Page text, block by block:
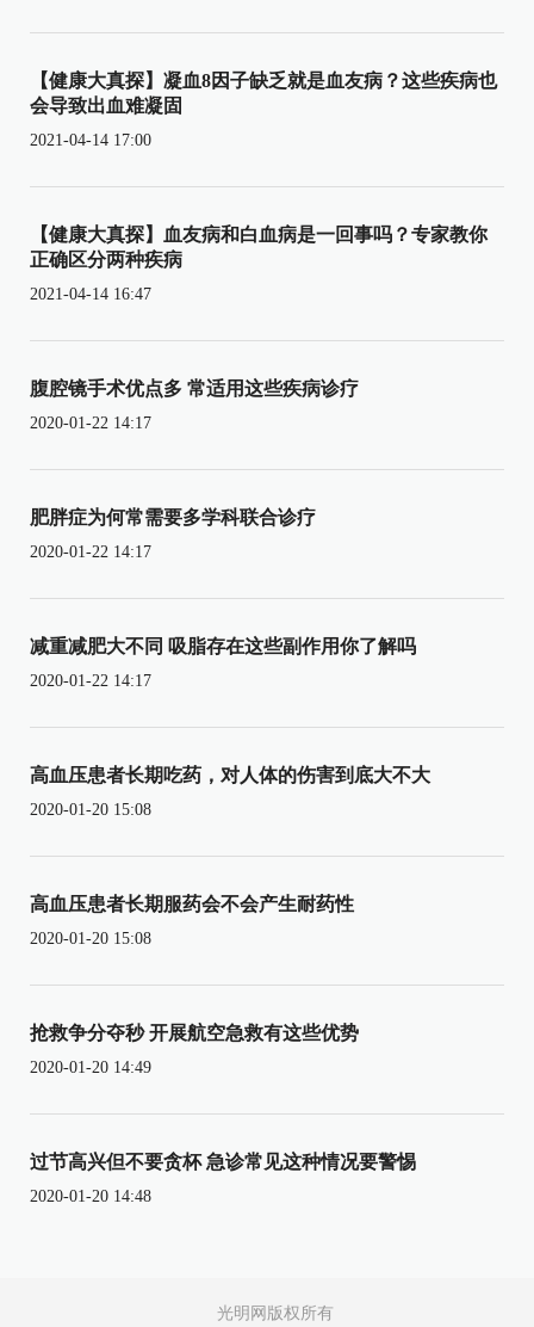
【健康大真探】凝血8因子缺乏就是血友病？这些疾病也
会导致出血难凝固
2021-04-14 17:00
【健康大真探】血友病和白血病是一回事吗？专家教你
正确区分两种疾病
2021-04-14 16:47
腹腔镜手术优点多 常适用这些疾病诊疗
2020-01-22 14:17
肥胖症为何常需要多学科联合诊疗
2020-01-22 14:17
减重减肥大不同 吸脂存在这些副作用你了解吗
2020-01-22 14:17
高血压患者长期吃药，对人体的伤害到底大不大
2020-01-20 15:08
高血压患者长期服药会不会产生耐药性
2020-01-20 15:08
抢救争分夺秒 开展航空急救有这些优势
2020-01-20 14:49
过节高兴但不要贪杯 急诊常见这种情况要警惕
2020-01-20 14:48
光明网版权所有